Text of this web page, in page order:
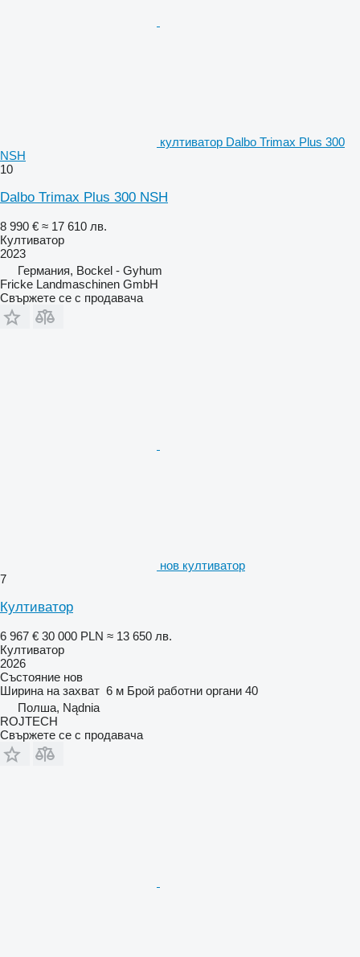
култиватор Dalbo Trimax Plus 300
NSH
10
Dalbo Trimax Plus 300 NSH
8 990 € ≈ 17 610 лв.
Култиватор
2023
Германия, Bockel - Gyhum
Fricke Landmaschinen GmbH
Свържете се с продавача
нов култиватор
7
Култиватор
6 967 € 30 000 PLN ≈ 13 650 лв.
Култиватор
2026
Състояние нов
Ширина на захват 6 м Брой работни органи 40
Полша, Nądnia
ROJTECH
Свържете се с продавача